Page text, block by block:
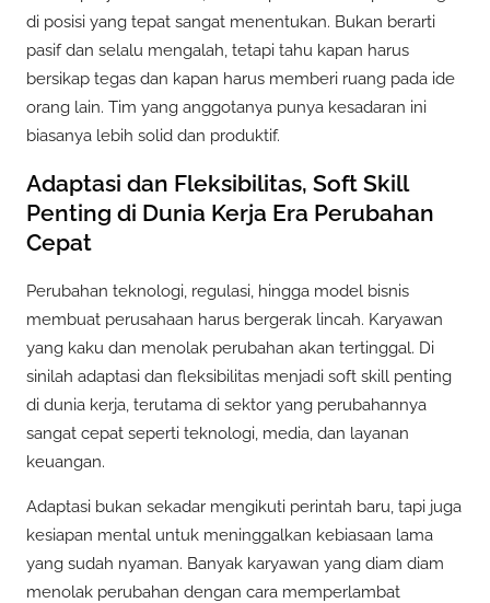
di posisi yang tepat sangat menentukan. Bukan berarti
pasif dan selalu mengalah, tetapi tahu kapan harus
bersikap tegas dan kapan harus memberi ruang pada ide
orang lain. Tim yang anggotanya punya kesadaran ini
biasanya lebih solid dan produktif.
Adaptasi dan Fleksibilitas, Soft Skill
Penting di Dunia Kerja Era Perubahan
Cepat
Perubahan teknologi, regulasi, hingga model bisnis
membuat perusahaan harus bergerak lincah. Karyawan
yang kaku dan menolak perubahan akan tertinggal. Di
sinilah adaptasi dan fleksibilitas menjadi soft skill penting
di dunia kerja, terutama di sektor yang perubahannya
sangat cepat seperti teknologi, media, dan layanan
keuangan.
Adaptasi bukan sekadar mengikuti perintah baru, tapi juga
kesiapan mental untuk meninggalkan kebiasaan lama
yang sudah nyaman. Banyak karyawan yang diam diam
menolak perubahan dengan cara memperlambat